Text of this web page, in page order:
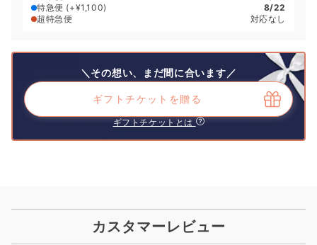
特急便 (+¥1,100)
8/22
超特急便
対応なし
＼その想い、まだ間に合います／
ギフトチケットを贈る
ギフトチケットとは
カスタマーレビュー